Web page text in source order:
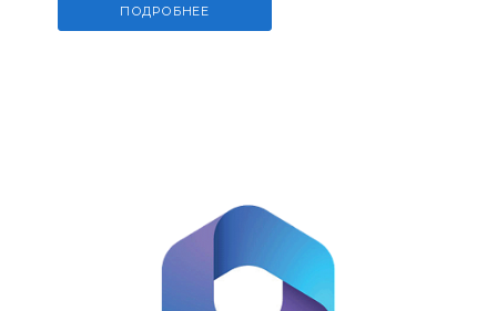
ПОДРОБНЕЕ